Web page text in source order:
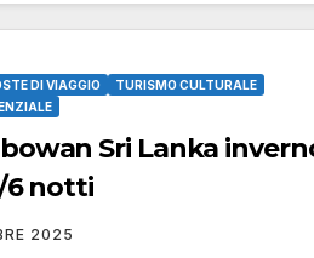
DI VIAGGIO
TURISMO CULTURALE
Sri Lanka
6 notti
2025